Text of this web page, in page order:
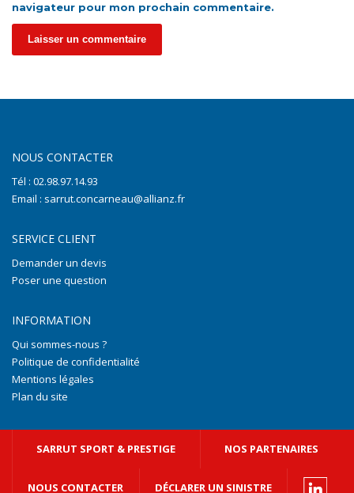
navigateur pour mon prochain commentaire.
NOUS CONTACTER
Tél : 02.98.97.14.93
Email : sarrut.concarneau@allianz.fr
SERVICE CLIENT
Demander un devis
Poser une question
INFORMATION
Qui sommes-nous ?
Politique de confidentialité
Mentions légales
Plan du site
SARRUT SPORT & PRESTIGE NOS PARTENAIRES
NOUS CONTACTER DÉCLARER UN SINISTRE